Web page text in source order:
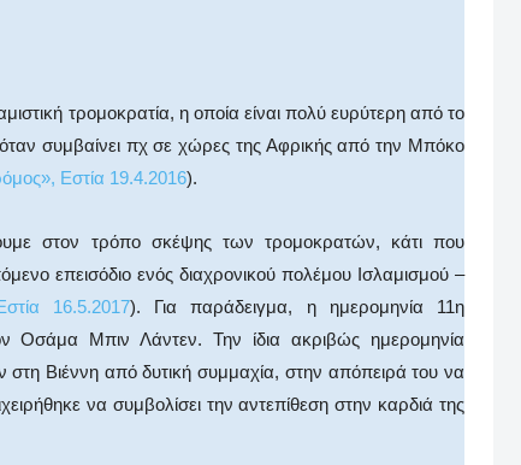
τρομοκρατία, η οποία είναι πολύ ευρύτερη από το
συμβαίνει πχ σε χώρες της Αφρικής από την Μπόκο
Εστία 19.4.2016).
στον τρόπο σκέψης των τρομοκρατών, κάτι που
επεισόδιο ενός διαχρονικού πολέμου Ισλαμισμού –
16.5.2017). Για παράδειγμα, η ημερομηνία 11η
Οσάμα Μπιν Λάντεν. Την ίδια ακριβώς ημερομηνία
Βιέννη από δυτική συμμαχία, στην απόπειρά του να
να συμβολίσει την αντεπίθεση στην καρδιά της